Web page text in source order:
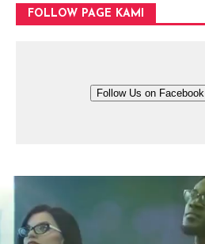
FOLLOW PAGE KAMI
Follow Us on Facebook